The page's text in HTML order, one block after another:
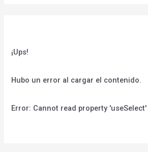
¡Ups!
Hubo un error al cargar el contenido.
Error: Cannot read property